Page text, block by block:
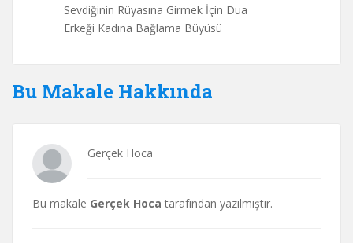
Sevdiğinin Rüyasına Girmek İçin Dua
Erkeği Kadına Bağlama Büyüsü
Bu Makale Hakkında
Gerçek Hoca
Bu makale Gerçek Hoca tarafından yazılmıştır.